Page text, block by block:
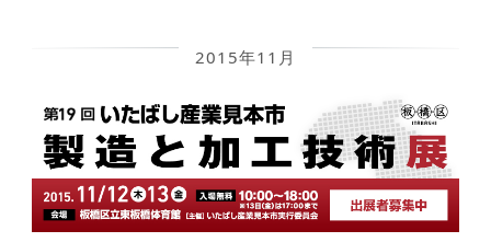
2015年11月